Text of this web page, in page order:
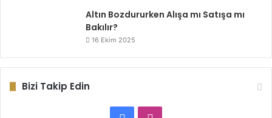
Altın Bozdururken Alışa mı Satışa mı
Bakılır?
16 Ekim 2025
Bizi Takip Edin